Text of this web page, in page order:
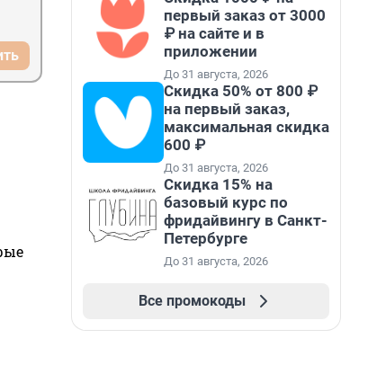
первый заказ от 3000
₽ на сайте и в
приложении
До 31 августа, 2026
Скидка 50% от 800 ₽
на первый заказ,
максимальная скидка
600 ₽
До 31 августа, 2026
Скидка 15% на
базовый курс по
фридайвингу в Санкт-
Петербурге
До 31 августа, 2026
Все промокоды